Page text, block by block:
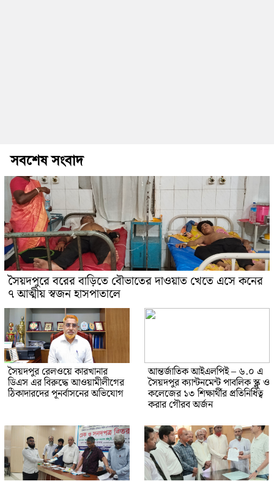
সবশেষ সংবাদ
সৈয়দপুরে বরের বাড়িতে বৌভাতের দাওয়াত খেতে এসে কনের
৭ আত্মীয় স্বজন হাসপাতালে
সৈয়দপুর রেলওয়ে কারখানার
ডিএস এর বিরুদ্ধে আওয়ামীলীগের
ঠিকাদারদের পূনর্বাসনের অভিযোগ
আন্তর্জাতিক আইএলপিই – ৬.০ এ
সৈয়দপুর ক্যান্টনমেন্ট পাবলিক স্ক্লু ও
কলেজের ১৩ শিক্ষার্থীর প্রতিনিধিত্ব
করার গৌরব অর্জন